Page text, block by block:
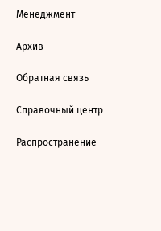
Менеджмент
Архив
Обратная связь
Справочный центр
Распространение